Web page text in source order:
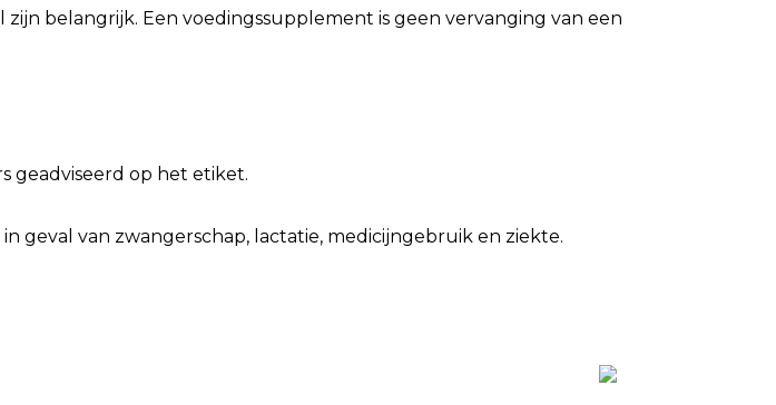
belangrijk. Een voedingssupplement is geen vervanging van een
geadviseerd op het etiket.
geval van zwangerschap, lactatie, medicijngebruik en ziekte.